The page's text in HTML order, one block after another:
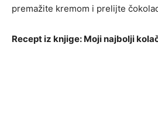
premažite kremom i prelijte
Recept iz knjige: Moji najbolji